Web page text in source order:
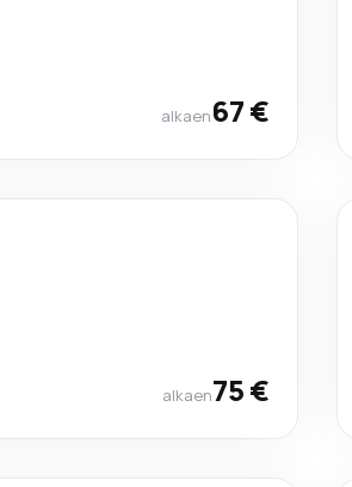
alkaen67 €
alkaen75 €